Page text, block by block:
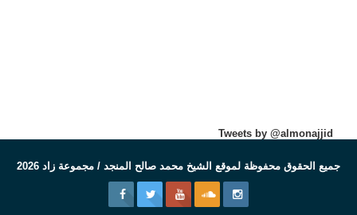
Tweets by @almonajjid
جميع الحقوق محفوظة لموقع الشيخ محمد صالح المنجد / مجموعة زاد 2026